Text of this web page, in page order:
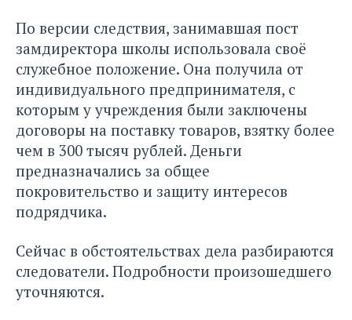
По версии следствия, занимавшая пост
замдиректора школы использовала своё
служебное положение. Она получила от
индивидуального предпринимателя, с
которым у учреждения были заключены
договоры на поставку товаров, взятку более
чем в 300 тысяч рублей. Деньги
предназначались за общее
покровительство и защиту интересов
подрядчика.
Сейчас в обстоятельствах дела разбираются
следователи. Подробности произошедшего
уточняются.